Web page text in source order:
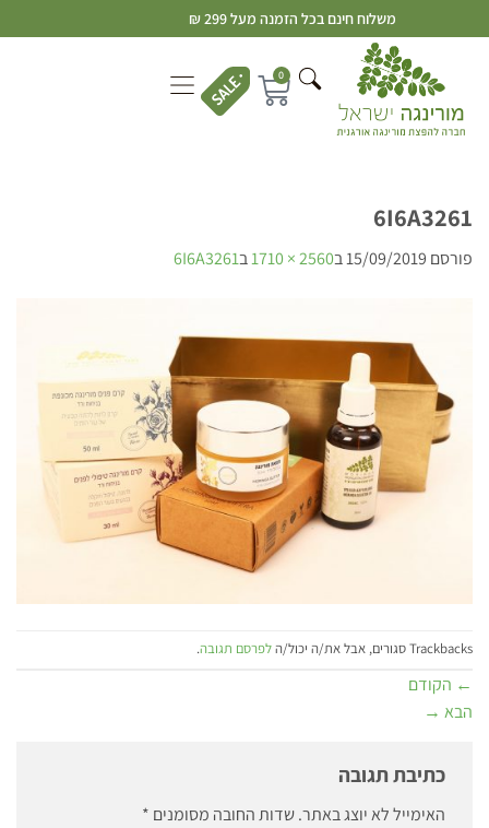
משלוח חינם בכל הזמנה מעל 299 ₪
0
6I6A3261
פורסם 15/09/2019ב2560 × 1710 ב6I6A3261
Trackbacks סגורים, אבל את/ה יכול/ה לפרסם תגובה.
← הקודם
הבא →
כתיבת תגובה
האימייל לא יוצג באתר.שדות החובה מסומנים *